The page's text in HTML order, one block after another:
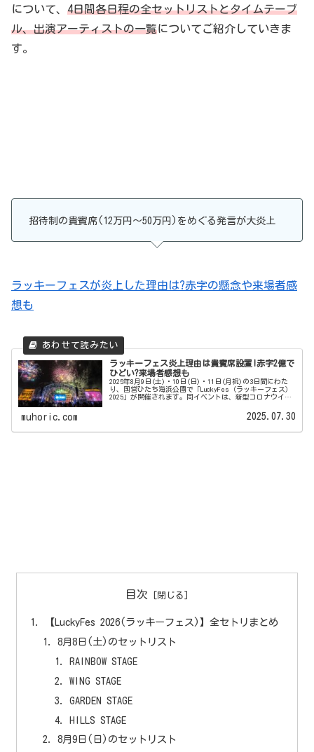
について、 4日間各日程の全セットリストとタイムテーブ
ル、出演アーティストの一覧についてご紹介していきま
す。
招待制の貴賓席(12万円～50万円)をめぐる発言が大炎上
ラッキーフェスが炎上した理由は?赤字の懸念や来場者感
想も
ラッキーフェス炎上理由は貴賓席設置!赤字2億で
ひどい?来場者感想も
2025年8月9日(土)・10日(日)・11日(月祝)の3日間にわた
り、国営ひたち海浜公園で「LuckyFes（ラッキーフェス）
2025」が開催されます。同イベントは、新型コロナウイル
muhoric.com 2025.07.30
目次
【LuckyFes 2026(ラッキーフェス)】全セトリまとめ
8月8日(土)のセットリスト
RAINBOW STAGE
WING STAGE
GARDEN STAGE
HILLS STAGE
8月9日(日)のセットリスト